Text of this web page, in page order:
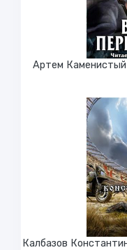
Артем
Калбазов